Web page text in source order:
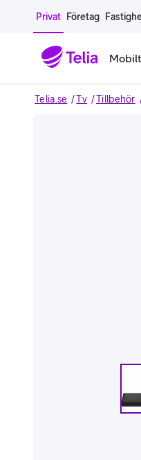
Gå till sidans innehåll
Privat Företag
Mobilt
Telia.se Tv Tillbehör